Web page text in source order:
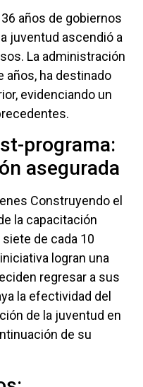
años de gobiernos
juventud ascendió a
La administración
años, ha destinado
evidenciando un
programa:
asegurada
Construyendo el
la capacitación
de cada 10
logran una
regresar a sus
la efectividad del
de la juventud en
de su